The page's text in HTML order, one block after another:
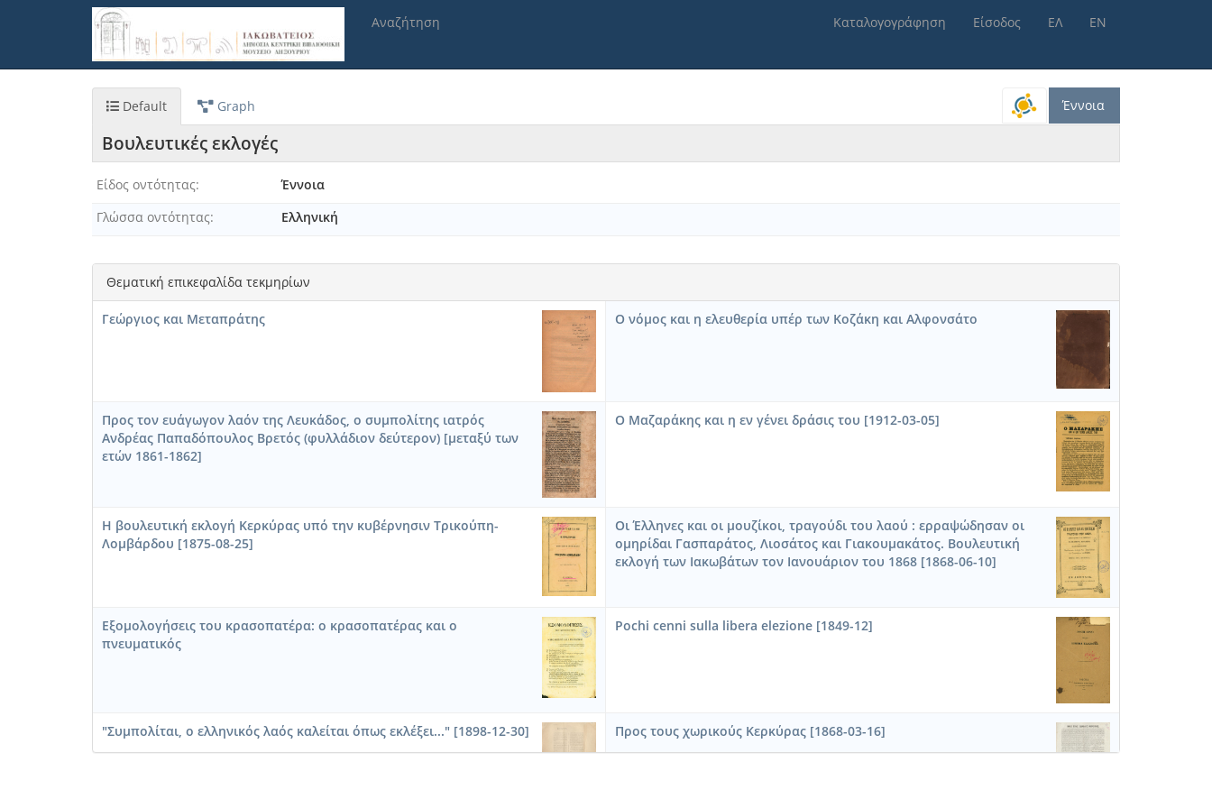
Αναζήτηση Καταλογογράφηση Είσοδος ΕΛ ΕΝ
Default Graph Έννοια
Βουλευτικές εκλογές
Είδος οντότητας
Έννοια
Γλώσσα οντότητας
Ελληνική
Θεματική επικεφαλίδα τεκμηρίων
Γεώργιος και Μεταπράτης Ο νόμος και η ελευθερία υπέρ των Κοζάκη και Αλφονσάτο
Προς τον ευάγωγον λαόν της Λευκάδος, ο συμπολίτης ιατρός
Ανδρέας Παπαδόπουλος Βρετός (φυλλάδιον δεύτερον) [μεταξύ των
ετών 1861-1862]
Ο Μαζαράκης και η εν γένει δράσις του [1912-03-05]
Η βουλευτική εκλογή Κερκύρας υπό την κυβέρνησιν Τρικούπη-
Λομβάρδου [1875-08-25]
Oι Έλληνες και οι μουζίκοι, τραγούδι του λαού : ερραψώδησαν οι
ομηρίδαι Γασπαράτος, Λιοσάτος και Γιακουμακάτος. Βουλευτική
εκλογή των Ιακωβάτων τον Ιανουάριον του 1868 [1868-06-10]
Εξομολογήσεις του κρασοπατέρα: ο κρασοπατέρας και ο
πνευματικός
Pochi cenni sulla libera elezione [1849-12]
"Συμπολίται, ο ελληνικός λαός καλείται όπως εκλέξει..." [1898-12-30] Προς τους χωρικούς Κερκύρας [1868-03-16]